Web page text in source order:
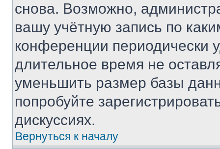
снова. Возможно,
вашу учётную запись по
конференции периодически
длительное время не
уменьшить размер базы
попробуйте
дискуссиях.
Вернуться к началу